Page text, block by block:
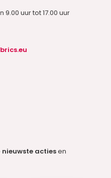
uur tot 17.00 uur
nieuwste actiesen